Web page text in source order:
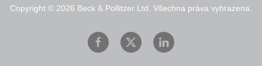
Copyright © 2026 Beck & Pollitzer Ltd. Všechna práva vyhrazena.